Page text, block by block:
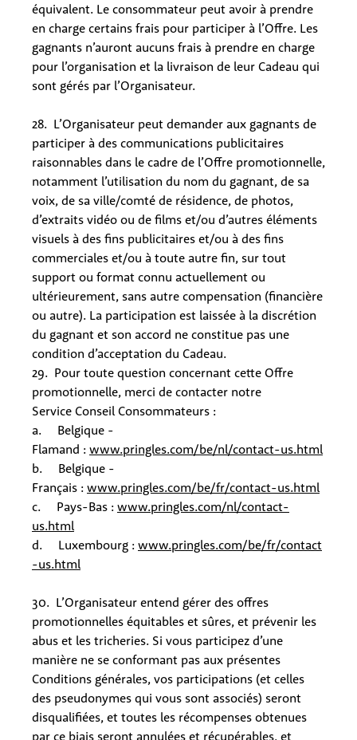
équivalent. Le consommateur peut avoir à prendre
en charge certains frais pour participer à l’Offre. Les
gagnants n’auront aucuns frais à prendre en charge
pour l’organisation et la livraison de leur Cadeau qui
sont gérés par l’Organisateur.
28. L’Organisateur peut demander aux gagnants de
participer à des communications publicitaires
raisonnables dans le cadre de l’Offre promotionnelle,
notamment l’utilisation du nom du gagnant, de sa
voix, de sa ville/comté de résidence, de photos,
d’extraits vidéo ou de films et/ou d’autres éléments
visuels à des fins publicitaires et/ou à des fins
commerciales et/ou à toute autre fin, sur tout
support ou format connu actuellement ou
ultérieurement, sans autre compensation (financière
ou autre). La participation est laissée à la discrétion
du gagnant et son accord ne constitue pas une
condition d’acceptation du Cadeau.
29. Pour toute question concernant cette Offre
promotionnelle, merci de contacter notre
Service Conseil Consommateurs :
a. Belgique -
Flamand : www.pringles.com/be/nl/contact-us.html
b. Belgique -
Français : www.pringles.com/be/fr/contact-us.html
c. Pays-Bas : www.pringles.com/nl/contact-
us.html
d. Luxembourg : www.pringles.com/be/fr/contact
-us.html
30. L’Organisateur entend gérer des offres
promotionnelles équitables et sûres, et prévenir les
abus et les tricheries. Si vous participez d’une
manière ne se conformant pas aux présentes
Conditions générales, vos participations (et celles
des pseudonymes qui vous sont associés) seront
disqualifiées, et toutes les récompenses obtenues
par ce biais seront annulées et récupérables, et